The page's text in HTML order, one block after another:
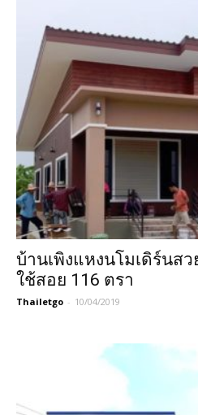
บ้านเพิงแหงนโมเดิร์นส
ใช้สอย 116 ตรา
Thailetgo - 10/04/2019